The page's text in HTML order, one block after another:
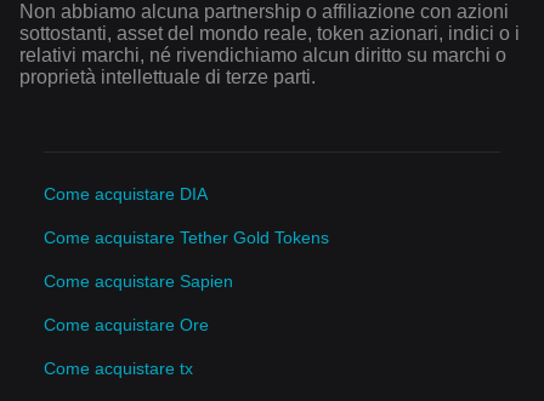
Non abbiamo alcuna partnership o affiliazione con azioni
sottostanti, asset del mondo reale, token azionari, indici o i
relativi marchi, né rivendichiamo alcun diritto su marchi o
proprietà intellettuale di terze parti.
Come acquistare DIA
Come acquistare Tether Gold Tokens
Come acquistare Sapien
Come acquistare Ore
Come acquistare tx